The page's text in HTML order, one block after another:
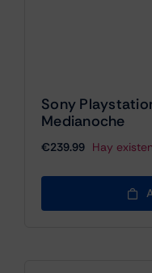
Sony
Medianoche
€239.99 Hay